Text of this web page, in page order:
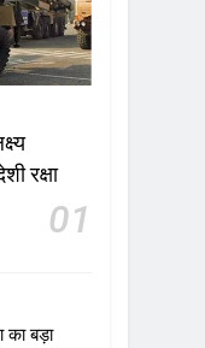
रक्षा
01
का बड़ा